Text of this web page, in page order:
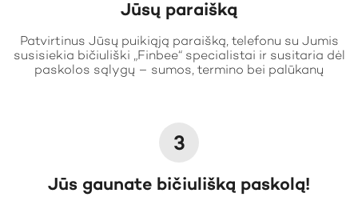
Jūsų paraišką
Patvirtinus Jūsų puikiąją paraišką, telefonu su Jumis
susisiekia bičiuliški „Finbee“ specialistai ir susitaria dėl
paskolos sąlygų – sumos, termino bei palūkanų
3
Jūs gaunate bičiulišką paskolą!